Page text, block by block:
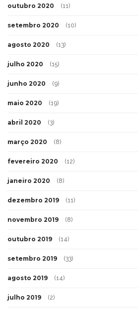
outubro 2020 (11)
setembro 2020 (10)
agosto 2020 (13)
julho 2020 (15)
junho 2020 (9)
maio 2020 (19)
abril 2020 (3)
março 2020 (8)
fevereiro 2020 (12)
janeiro 2020 (8)
dezembro 2019 (11)
novembro 2019 (8)
outubro 2019 (14)
setembro 2019 (33)
agosto 2019 (14)
julho 2019 (2)